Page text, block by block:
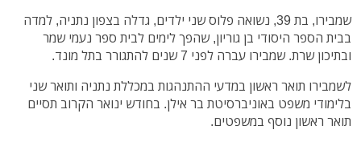
שמבירו, בת 39, נשואה פלוס שני ילדים, גדלה בצפון נתניה, למדה
בבית הספר היסודי בן גוריון, שהפך לימים לבית ספר נעמי שמר
ובתיכון שרת. שמבירו עברה לפני 7 שנים להתגורר בתל מונד.
לשמבירו תואר ראשון במדעי ההתנהגות במכללת נתניה ותואר שני
בלימודי משפט באוניברסיטת בר אילן. בחודש ינואר הקרוב תסיים
תואר ראשון נוסף במשפטים.